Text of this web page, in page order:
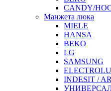
CANDY/
Манжета люка
MIELE
HANSA
BEKO
LG
SAMSUNG
INDESIT /